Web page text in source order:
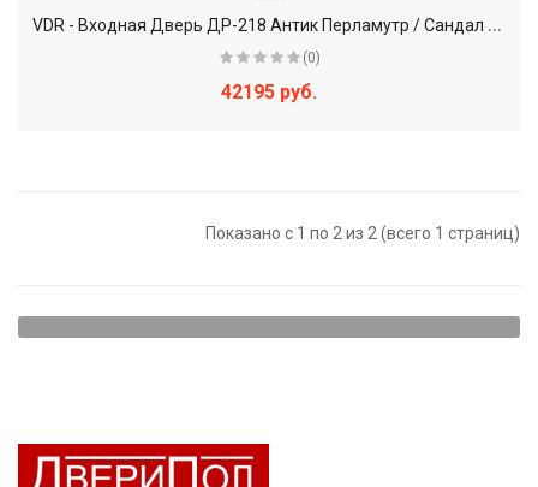
V
DR - Входная Дверь ДР-218 Антик Перламутр / Сандал белый
(0)
42195 руб.
Показано с 1 по 2 из 2 (всего 1 страниц)
низкая теплопроводность, позволяющая свести к
минимуму потерю тепла в холодное время года